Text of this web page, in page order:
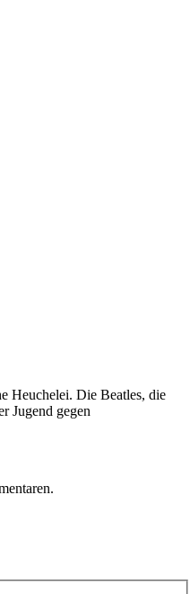
Heuchelei. Die Beatles, die
Jugend gegen